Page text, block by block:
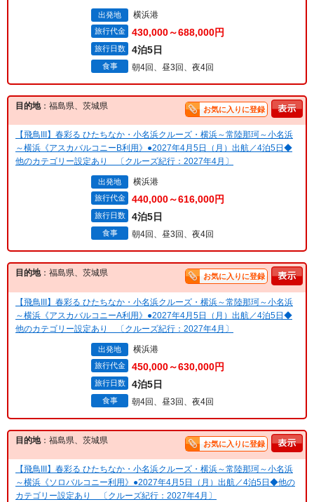
出発地 横浜港
旅行代金 430,000～688,000円
旅行日数 4泊5日
食事 朝4回、昼3回、夜4回
目的地：福島県、茨城県 お気に入りに登録
【飛鳥III】春彩る ひたちなか・小名浜クルーズ・横浜～常陸那珂～小名浜
～横浜《アスカバルコニーB利用》●2027年4月5日（月）出航／4泊5日◆
他のカテゴリー設定あり 〔クルーズ紀行：2027年4月〕
出発地 横浜港
旅行代金 440,000～616,000円
旅行日数 4泊5日
食事 朝4回、昼3回、夜4回
目的地：福島県、茨城県 お気に入りに登録
【飛鳥III】春彩る ひたちなか・小名浜クルーズ・横浜～常陸那珂～小名浜
～横浜《アスカバルコニーA利用》●2027年4月5日（月）出航／4泊5日◆
他のカテゴリー設定あり 〔クルーズ紀行：2027年4月〕
出発地 横浜港
旅行代金 450,000～630,000円
旅行日数 4泊5日
食事 朝4回、昼3回、夜4回
目的地：福島県、茨城県 お気に入りに登録
【飛鳥III】春彩る ひたちなか・小名浜クルーズ・横浜～常陸那珂～小名浜
～横浜《ソロバルコニー利用》●2027年4月5日（月）出航／4泊5日◆他の
カテゴリー設定あり 〔クルーズ紀行：2027年4月〕